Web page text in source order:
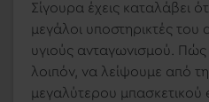
Σίγουρα έχεις καταλάβει
μεγάλοι υποστηρικτές του
υγιούς ανταγωνισμού.
λοιπόν, να λείψουμε από
μεγαλύτερου